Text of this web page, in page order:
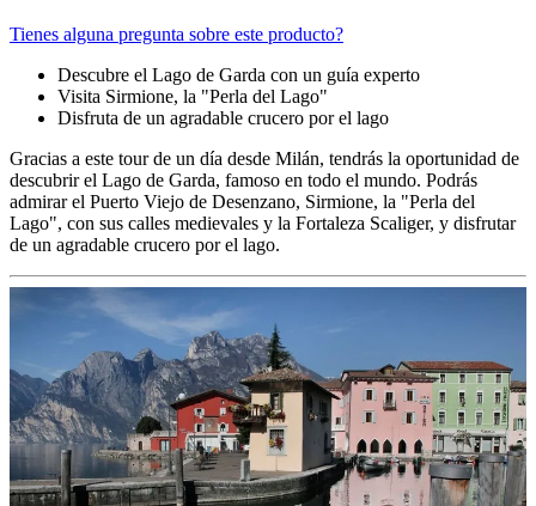
Tienes alguna pregunta sobre este producto?
Descubre el Lago de Garda con un guía experto
Visita Sirmione, la "Perla del Lago"
Disfruta de un agradable crucero por el lago
Gracias a este tour de un día desde Milán, tendrás la oportunidad de
descubrir el Lago de Garda, famoso en todo el mundo. Podrás
admirar el Puerto Viejo de Desenzano, Sirmione, la "Perla del
Lago", con sus calles medievales y la Fortaleza Scaliger, y disfrutar
de un agradable crucero por el lago.